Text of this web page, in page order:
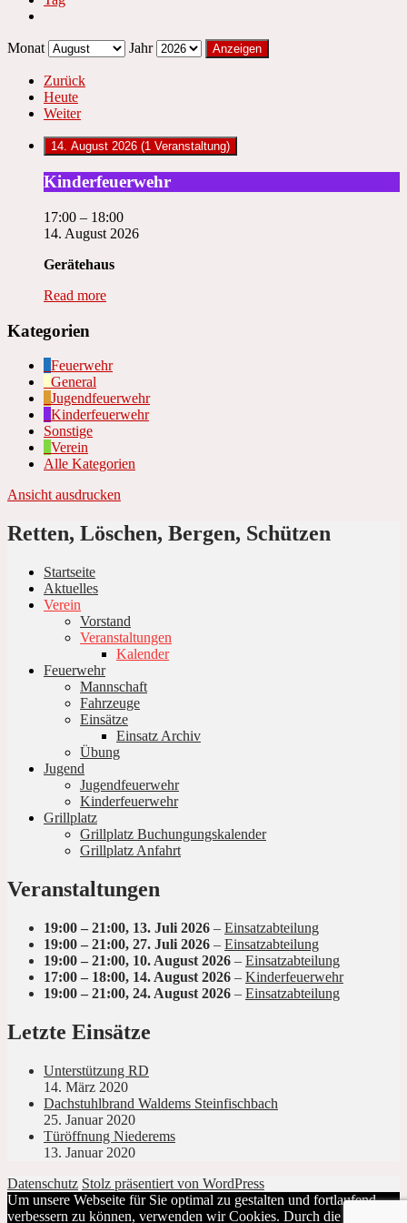
Monat Jahr
Zurück
Heute
Weiter
14. August 2026 (1 Veranstaltung)
Kinderfeuerwehr
Kinderfeuerwehr
17:00 – 18:00
14. August 2026
Gerätehaus
Read more
Kategorien
Feuerwehr
General
Jugendfeuerwehr
Kinderfeuerwehr
Sonstige
Verein
Alle Kategorien
Ansichtausdrucken
Retten, Löschen, Bergen, Schützen
Startseite
Aktuelles
Verein
Vorstand
Veranstaltungen
Kalender
Feuerwehr
Mannschaft
Fahrzeuge
Einsätze
Einsatz Archiv
Übung
Jugend
Jugendfeuerwehr
Kinderfeuerwehr
Grillplatz
Grillplatz Buchungungskalender
Grillplatz Anfahrt
Veranstaltungen
19:00 – 21:00, 13. Juli 2026 – Einsatzabteilung
19:00 – 21:00, 27. Juli 2026 – Einsatzabteilung
19:00 – 21:00, 10. August 2026 – Einsatzabteilung
17:00 – 18:00, 14. August 2026 – Kinderfeuerwehr
19:00 – 21:00, 24. August 2026 – Einsatzabteilung
Letzte Einsätze
Unterstützung RD
14. März 2020
Dachstuhlbrand Waldems Steinfischbach
25. Januar 2020
Türöffnung Niederems
13. Januar 2020
Datenschutz Stolz präsentiert von WordPress
Um unsere Webseite für Sie optimal zu gestalten und fortlaufend
verbessern zu können, verwenden wir Cookies. Durch die weitere